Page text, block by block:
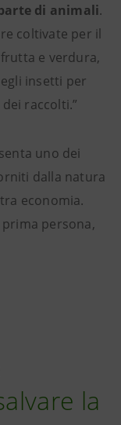
di animali.
coltivate per il
e verdura,
insetti per
raccolti.”
uno dei
dalla natura
economia.
prima persona,
la